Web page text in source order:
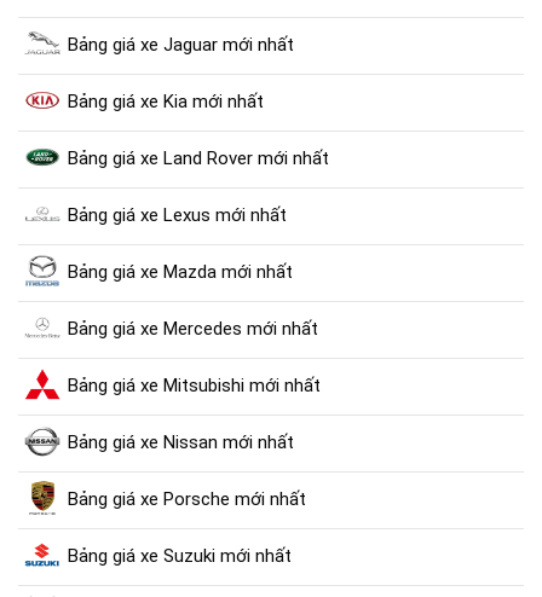
Bảng giá xe Jaguar mới nhất
Bảng giá xe Kia mới nhất
Bảng giá xe Land Rover mới nhất
Bảng giá xe Lexus mới nhất
Bảng giá xe Mazda mới nhất
Bảng giá xe Mercedes mới nhất
Bảng giá xe Mitsubishi mới nhất
Bảng giá xe Nissan mới nhất
Bảng giá xe Porsche mới nhất
Bảng giá xe Suzuki mới nhất